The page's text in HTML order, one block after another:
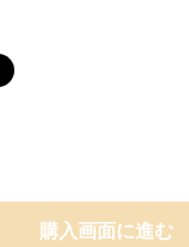
購入画面に進む